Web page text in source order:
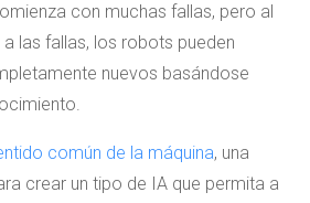
con muchas fallas, pero al
las fallas, los robots pueden
nuevos basándose
común de la máquina, una
crear un tipo de IA que permita a